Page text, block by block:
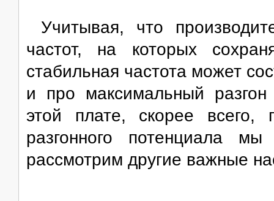
Учитывая, что
частот, на которых
стабильная частота может
и про максимальный
этой плате, скорее всего,
разгонного потенциала
рассмотрим другие важные